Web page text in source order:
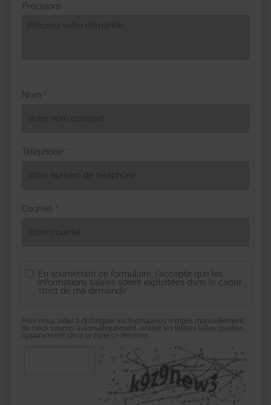
Précisions
Nom *
Téléphone *
Courriel *
En soumettant ce formulaire, j'accepte que les
informations saisies soient exploitées dans le cadre
strict de ma demande*
Pour nous aider à distinguer les formulaires remplis manuellement
de ceux soumis automatiquement, entrez les lettres telles qu'elles
apparaissent dans la zone ci-dessous :